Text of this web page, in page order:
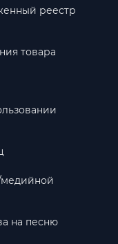
реестр
товара
медийной
на песню